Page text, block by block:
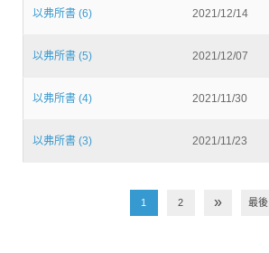
以弗所書 (6) 2021/12/14
以弗所書 (5) 2021/12/07
以弗所書 (4) 2021/11/30
以弗所書 (3) 2021/11/23
1 2 » 最後